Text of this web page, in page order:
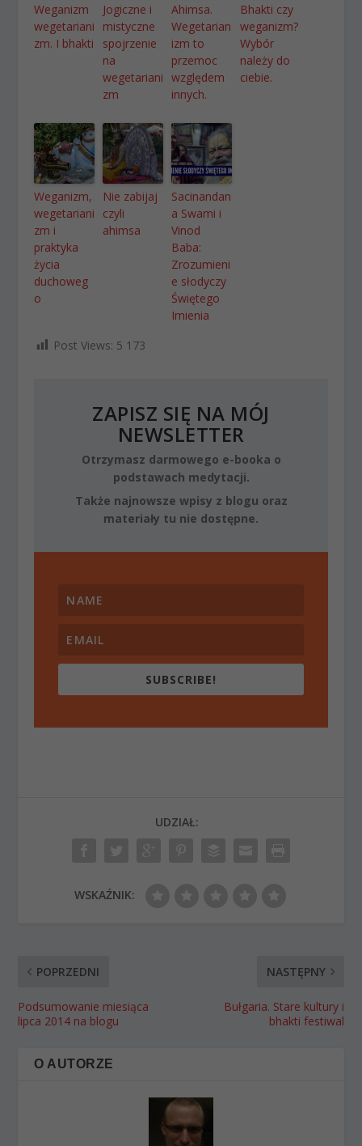
Weganizm
wegetariani
zm. I bhakti
Jogiczne i
mistyczne
spojrzenie
na
wegetariani
zm
Ahimsa.
Wegetarian
izm to
przemoc
względem
innych.
Bhakti czy
weganizm?
Wybór
należy do
ciebie.
Weganizm,
wegetariani
zm i
praktyka
życia
duchoweg
o
Nie zabijaj
czyli
ahimsa
Sacinandan
a Swami i
Vinod
Baba:
Zrozumieni
e słodyczy
Świętego
Imienia
Post Views: 5 173
ZAPISZ SIĘ NA MÓJ
NEWSLETTER
Otrzymasz darmowego e-booka o
podstawach medytacji.
Także najnowsze wpisy z blogu oraz
materiały tu nie dostępne.
SUBSCRIBE!
UDZIAŁ:
WSKAŹNIK:
POPRZEDNI
Podsumowanie miesiąca
lipca 2014 na blogu
NASTĘPNY
Bułgaria. Stare kultury i
bhakti festiwal
O AUTORZE